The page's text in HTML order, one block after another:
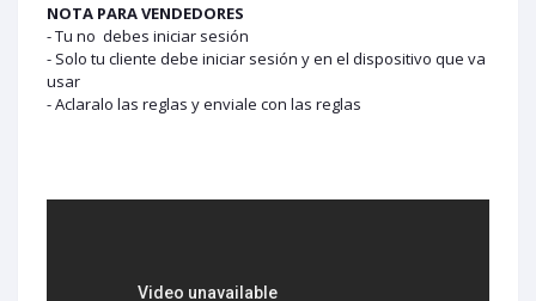
NOTA PARA VENDEDORES
- Tu no debes iniciar sesión
- Solo tu cliente debe iniciar sesión y en el dispositivo que va
usar
- Aclaralo las reglas y enviale con las reglas